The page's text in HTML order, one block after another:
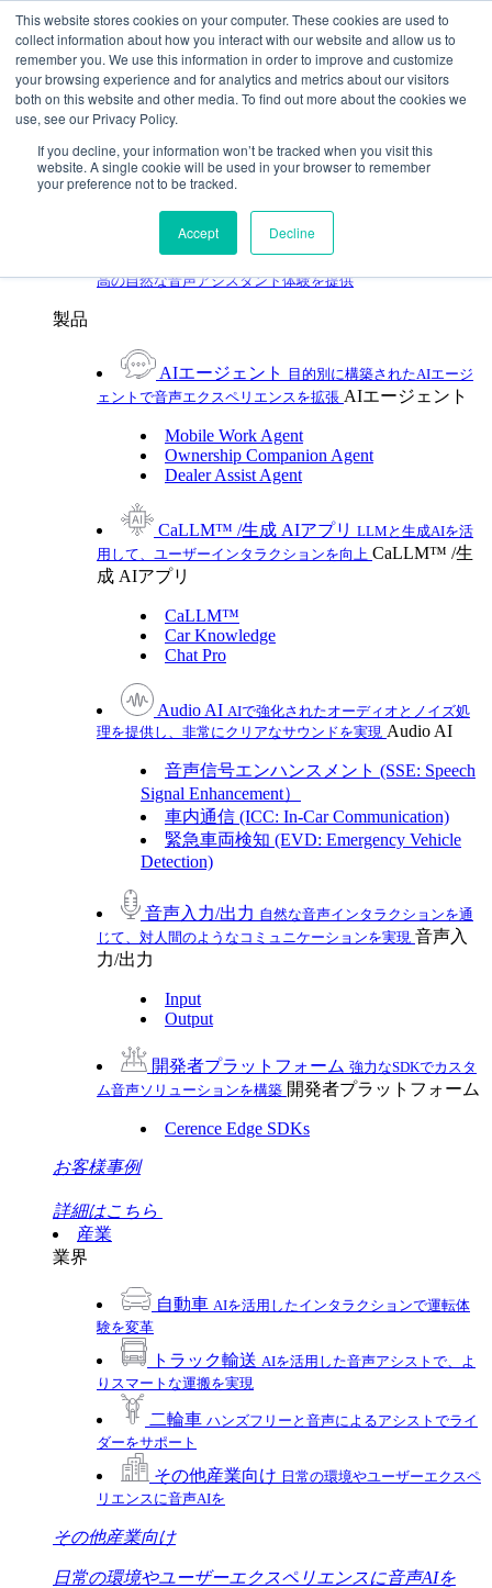
This website stores cookies on your computer. These cookies are used to
collect information about how you interact with our website and allow us to
remember you. We use this information in order to improve and customize
your browsing experience and for analytics and metrics about our visitors
both on this website and other media. To find out more about the cookies we
use, see our Privacy Policy.
If you decline, your information won’t be tracked when you visit this
website. A single cookie will be used in your browser to remember
your preference not to be tracked.
Accept Decline
Skip To Content
Toggle Navigation
プラットフォーム/製品
プラットフォーム/製品
UXプラットフォーム
Cerence xUI™ ハイブリッドなエージェントAIで
自動車の音声アシスタントをレベルアップ
Cerence Assistant あらゆる移動においてクラス最
高の自然な音声アシスタント体験を提供
製品
AIエージェント
目的別に構築されたAIエージ
ェントで音声エクスペリエンスを拡張 AIエージェント
Mobile Work Agent
Ownership Companion Agent
Dealer Assist Agent
CaLLM™ /生成 AIアプリ LLMと生成AIを活
用して、ユーザーインタラクションを向上 CaLLM™ /生
成 AIアプリ
CaLLM™
Car Knowledge
Chat Pro
Audio AI AIで強化されたオーディオとノイズ処
理を提供し、非常にクリアなサウンドを実現 Audio AI
音声信号エンハンスメント (SSE: Speech
Signal Enhancement）
車内通信 (ICC: In-Car Communication)
緊急車両検知 (EVD: Emergency Vehicle
Detection)
音声入力/出力 自然な音声インタラクションを通
じて、対人間のようなコミュニケーションを実現 音声入
力/出力
Input
Output
開発者プラットフォーム 強力なSDKでカスタ
ム音声ソリューションを構築 開発者プラットフォーム
Cerence Edge SDKs
お客様事例
詳細はこちら
産業
業界
自動車 AIを活用したインタラクションで運転体
験を変革
トラック輸送 AIを活用した音声アシストで、よ
りスマートな運搬を実現
二輪車 ハンズフリーと音声によるアシストでライ
ダーをサポート
その他産業向け 日常の環境やユーザーエクスペ
リエンスに音声AIを
その他産業向け
日常の環境やユーザーエクスペリエンスに音声AIを